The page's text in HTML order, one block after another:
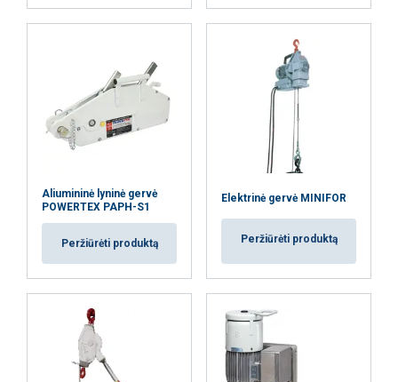
Aliumininė lyninė gervė
POWERTEX PAPH-S1
Peržiūrėti produktą
Elektrinė gervė MINIFOR
Peržiūrėti produktą